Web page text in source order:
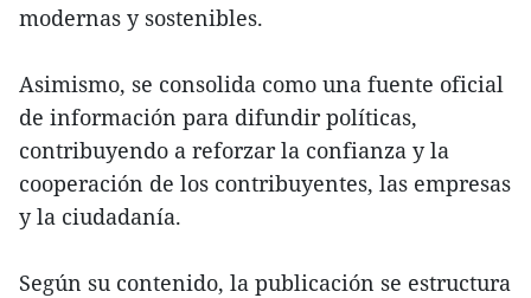
modernas y sostenibles.
Asimismo, se consolida como una fuente oficial
de información para difundir políticas,
contribuyendo a reforzar la confianza y la
cooperación de los contribuyentes, las empresas
y la ciudadanía.
Según su contenido, la publicación se estructura